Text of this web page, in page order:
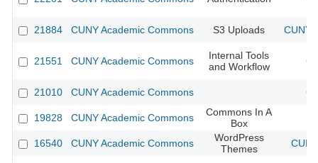
21884 CUNY Academic Commons S3 Uploads CUNY
21551 CUNY Academic Commons
Internal Tools
and Workflow
21010 CUNY Academic Commons
19828 CUNY Academic Commons
Commons In A
Box
16540
CUNY Academic Commons
WordPress
Themes